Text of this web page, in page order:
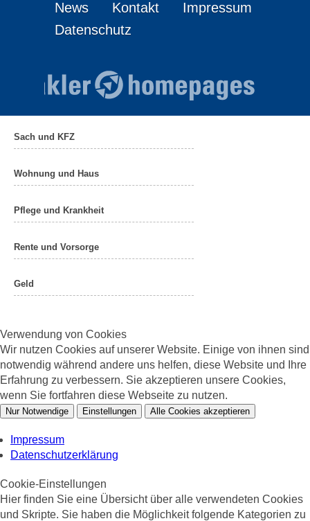
News Kontakt
Impressum
Datenschutz
Sach und KFZ
Wohnung und Haus
Pflege und Krankheit
Rente und Vorsorge
Geld
Verwendung von Cookies
Wir nutzen Cookies auf unserer Website. Einige von ihnen sind
notwendig während andere uns helfen, diese Website und Ihre
Erfahrung zu verbessern. Sie akzeptieren unsere Cookies,
wenn Sie fortfahren diese Webseite zu nutzen.
Nur Notwendige Einstellungen Alle Cookies akzeptieren
Impressum
Datenschutzerklärung
Cookie-Einstellungen
Hier finden Sie eine Übersicht über alle verwendeten Cookies
und Skripte. Sie haben die Möglichkeit folgende Kategorien zu